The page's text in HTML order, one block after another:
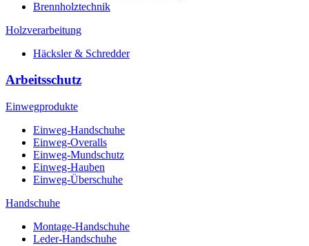
Brennholztechnik
Holzverarbeitung
Häcksler & Schredder
Arbeitsschutz
Einwegprodukte
Einweg-Handschuhe
Einweg-Overalls
Einweg-Mundschutz
Einweg-Hauben
Einweg-Überschuhe
Handschuhe
Montage-Handschuhe
Leder-Handschuhe